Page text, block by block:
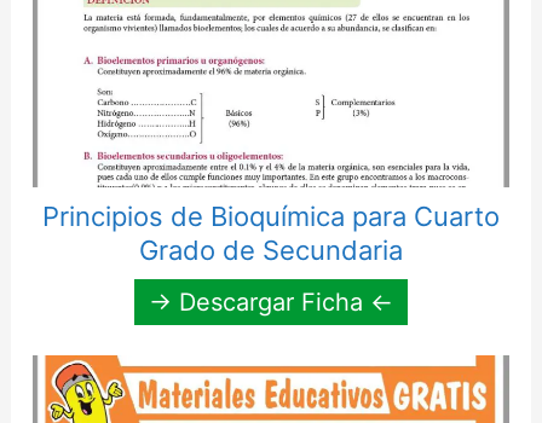
Principios de Bioquímica para Cuarto
Grado de Secundaria
→ Descargar Ficha ←